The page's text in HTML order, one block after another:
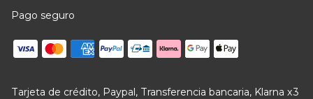
Pago seguro
Tarjeta de crédito, Paypal, Transferencia bancaria, Klarna x3